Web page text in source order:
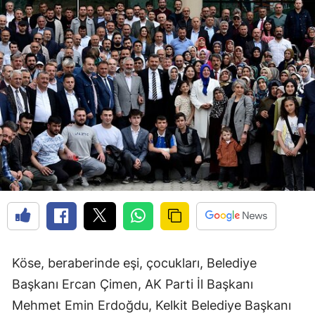
Diyarbakır
Edirne
Elazığ
Erzincan
Erzurum
Eskişehir
Gaziantep
Giresun
Hakkari
Köse, beraberinde eşi, çocukları, Belediye
Başkanı Ercan Çimen, AK Parti İl Başkanı
Mehmet Emin Erdoğdu, Kelkit Belediye Başkanı